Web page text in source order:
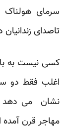
سرمای هولناک
تاصدای زندانیان
کسی نیست به
اغلب فقط دو
نشان می دهد
مهاجر قرن آمده